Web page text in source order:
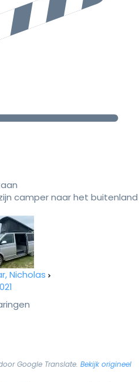
camper naar het buitenland
Nicholas
Google Translate. Bekijk origineel